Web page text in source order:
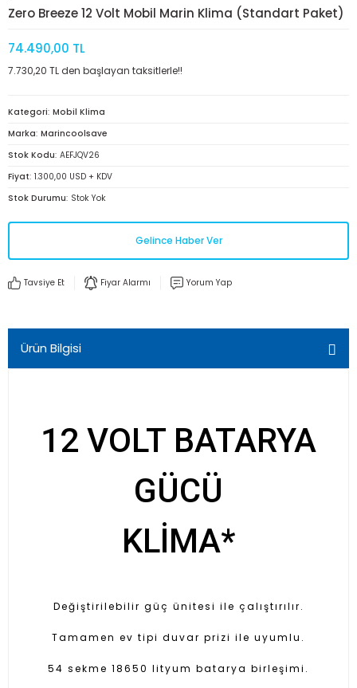
Zero Breeze 12 Volt Mobil Marin Klima (Standart Paket)
74.490,00 TL
7.730,20 TL den başlayan taksitlerle!!
Kategori Mobil Klima
Marka Marincoolsave
Stok Kodu AEFJQV26
Fiyat 1.300,00 USD + KDV
Stok Durumu Stok Yok
Gelince Haber Ver
Tavsiye Et Fiyar Alarmı Yorum Yap
Ürün Bilgisi
12 VOLT BATARYA
GÜCÜ
KLİMA*
Değiştirilebilir güç ünitesi ile çalıştırılır.
Tamamen ev tipi duvar prizi ile uyumlu.
54 sekme 18650 lityum batarya birleşimi.